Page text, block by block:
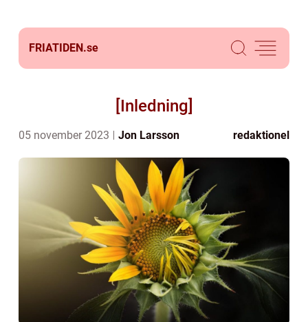
FRIATIDEN.se
[Inledning]
05 november 2023 Jon Larsson redaktionel